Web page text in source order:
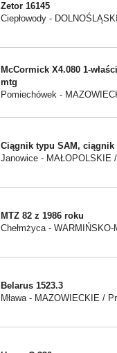
Zetor 16145
Ciepłowody -
McCormick X4.080 1-
mtg
Pomiechówek -
Ciągnik typu SAM, ciągnik
Janowice - MAŁOPOLSKIE
MTZ 82 z 1986 roku
Chełmżyca -
Belarus 1523.3
Mława - MAZOWIECKIE /